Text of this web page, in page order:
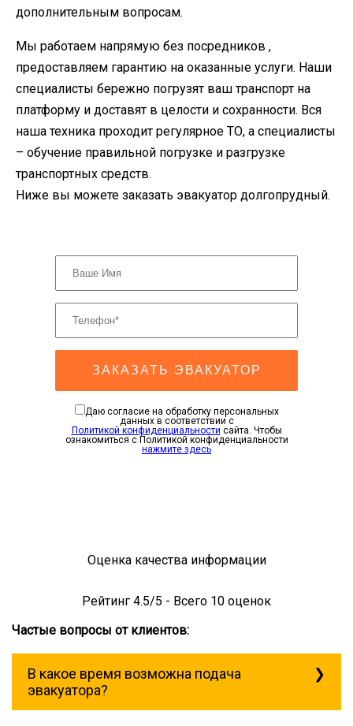
дополнительным вопросам.
Мы работаем напрямую без посредников ,
предоставляем гарантию на оказанные услуги. Наши
специалисты бережно погрузят ваш транспорт на
платформу и доставят в целости и сохранности. Вся
наша техника проходит регулярное ТО, а специалисты
– обучение правильной погрузке и разгрузке
транспортных средств.
Ниже вы можете заказать эвакуатор долгопрудный.
ЗАКАЗАТЬ ЭВАКУАТОР
Даю согласие на обработку персональных
данных в соответствии с
Политикой конфиденциальности сайта. Чтобы
ознакомиться с Политикой конфиденциальности
нажмите здесь
Оценка качества информации
Рейтинг 4.5/5 - Всего 10 оценок
Частые вопросы от клиентов:
В какое время возможна подача
эвакуатора?